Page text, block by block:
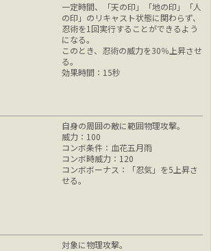
一定時間、「天の印」「地の印」「人
の印」のリキャスト状態に関わらず、
忍術を1回実行することができるよう
になる。
このとき、忍術の威力を30％上昇させ
る。
効果時間：15秒
自身の周囲の敵に範囲物理攻撃。
威力：100
コンボ条件：血花五月雨
コンボ時威力：120
コンボボーナス：「忍気」を5上昇さ
せる。
対象に物理攻撃。